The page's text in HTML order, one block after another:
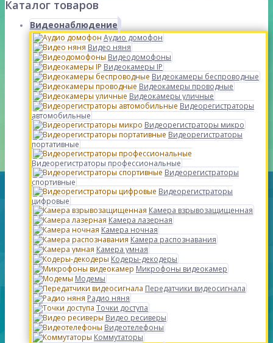
Каталог товаров
Видеонаблюдение
Аудио домофон
Видео няня
Видеодомофоны
Видеокамеры IP
Видеокамеры беспроводные
Видеокамеры проводные
Видеокамеры уличные
Видеорегистраторы
автомобильные
Видеорегистраторы микро
Видеорегистраторы
портативные
Видеорегистраторы профессиональные
Видеорегистраторы
спортивные
Видеорегистраторы
цифровые
Камера взрывозащищенная
Камера лазерная
Камера ночная
Камера распознавания
Камера умная
Кодеры-декодеры
Микрофоны видеокамер
Модемы
Передатчики видеосигнала
Радио няня
Точки доступа
Видео ресиверы
Видеотелефоны
Коммутаторы